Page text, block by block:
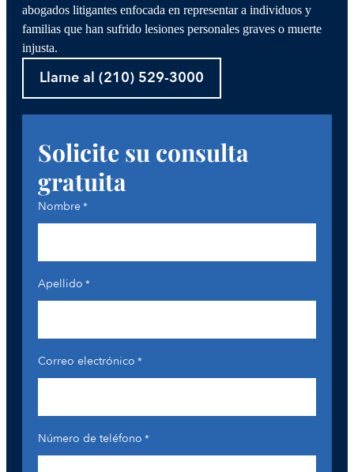
abogados litigantes enfocada en representar a individuos y
familias que han sufrido lesiones personales graves o muerte
injusta.
Llame al (210) 529-3000
Solicite su consulta
gratuita
Nombre*
Apellido *
Correo electrónico *
Número de teléfono *